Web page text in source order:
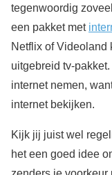
tegenwoordig
een pakket met
Netflix of Videoland
uitgebreid tv-
internet nemen,
internet bekijken.
Kijk jij juist wel
het een goed idee